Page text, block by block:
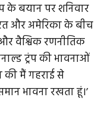
के बयान पर शनिवार
और अमेरिका के बीच
वैश्विक रणनीतिक
ट्रंप की भावनाओं
मैं गहराई से
भावना रखता हूं।’